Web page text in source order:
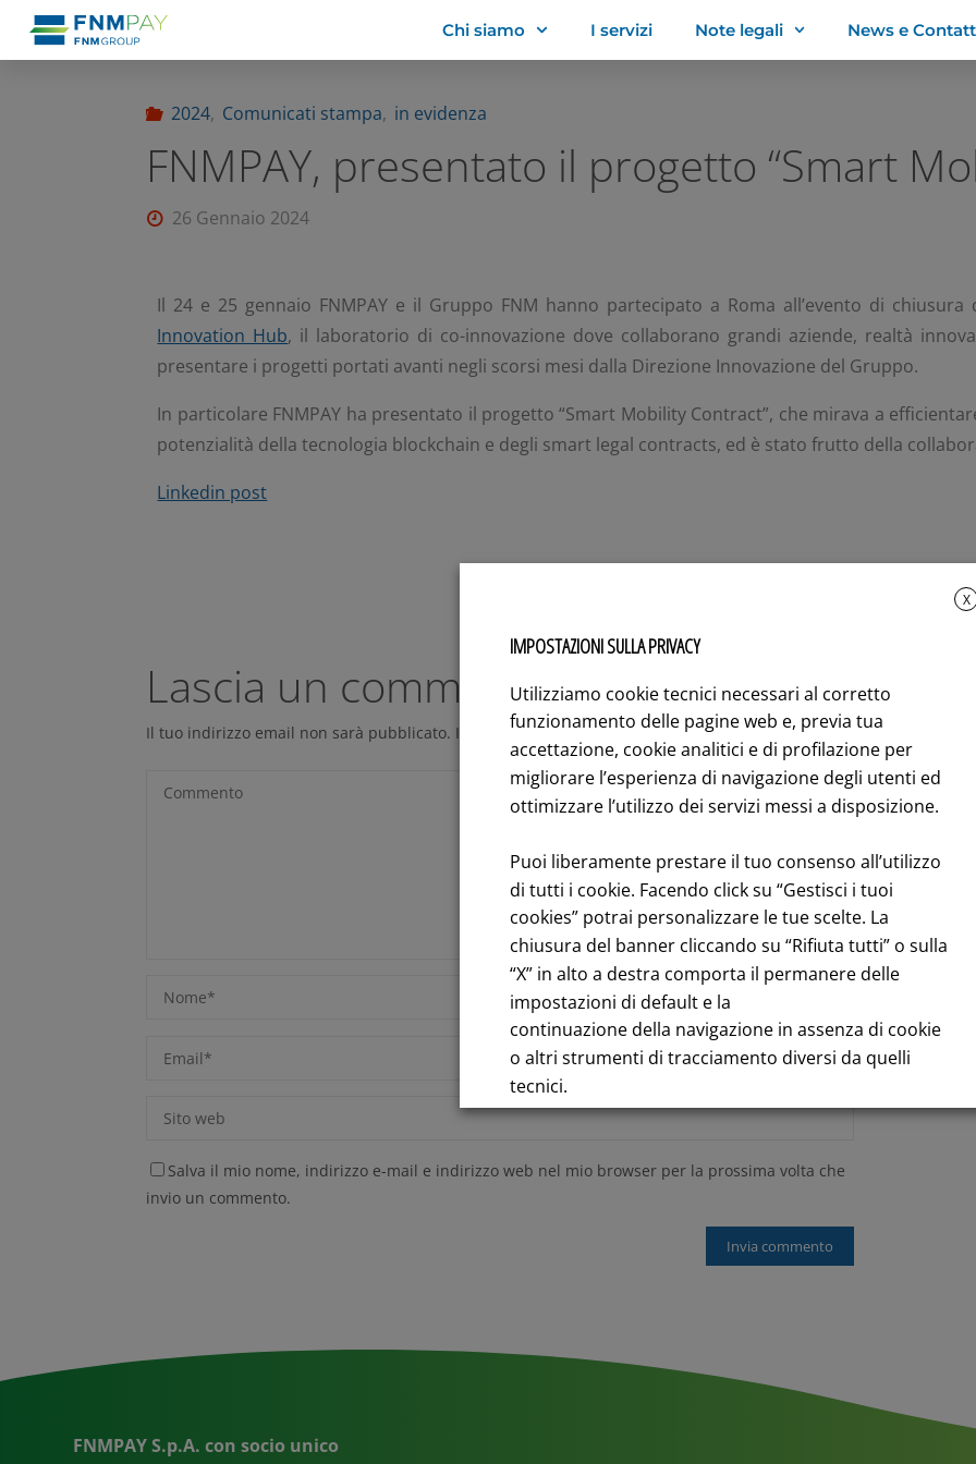
Chi siamo I servizi Note legali News e
2024, Comunicati stampa, in evidenza
FNMPAY, presentato il progetto “Smart
26 Gennaio 2024
Il 24 e 25 gennaio FNMPAY e il Gruppo FNM hanno partecipato a Roma all’evento di
Innovation Hub, il laboratorio di co-innovazione dove collaborano grandi aziende, realtà
presentare i progetti portati avanti negli scorsi mesi dalla Direzione Innovazione del Gruppo.
In particolare FNMPAY ha presentato il progetto “Smart Mobility Contract”, che mirava a
potenzialità della tecnologia blockchain e degli smart legal contracts, ed è stato frutto della
Linkedin post
FNMPAY, operativa la nuova
Lascia un commento
Il tuo indirizzo email non sarà pubblicato. I campi obbligatori sono contrassegnati*
Salva il mio nome, indirizzo e-mail e indirizzo web nel mio browser per la prossima volta che
invio un commento.
FNMPAY S.p.A. con socio unico
X
IMPOSTAZIONI SULLA PRIVACY
Utilizziamo cookie tecnici necessari al corretto
funzionamento delle pagine web e, previa tua
accettazione, cookie analitici e di profilazione per
migliorare l’esperienza di navigazione degli utenti ed
ottimizzare l’utilizzo dei servizi messi a disposizione.
Puoi liberamente prestare il tuo consenso all’utilizzo
di tutti i cookie. Facendo click su “Gestisci i tuoi
cookies” potrai personalizzare le tue scelte. La
chiusura del banner cliccando su “Rifiuta tutti” o sulla
“X” in alto a destra comporta il permanere delle
impostazioni di default e la
continuazione della navigazione in assenza di cookie
o altri strumenti di tracciamento diversi da quelli
tecnici.
Informativa sui dati personali e cookie privacy
GESTISCI I TUOI COOKIES